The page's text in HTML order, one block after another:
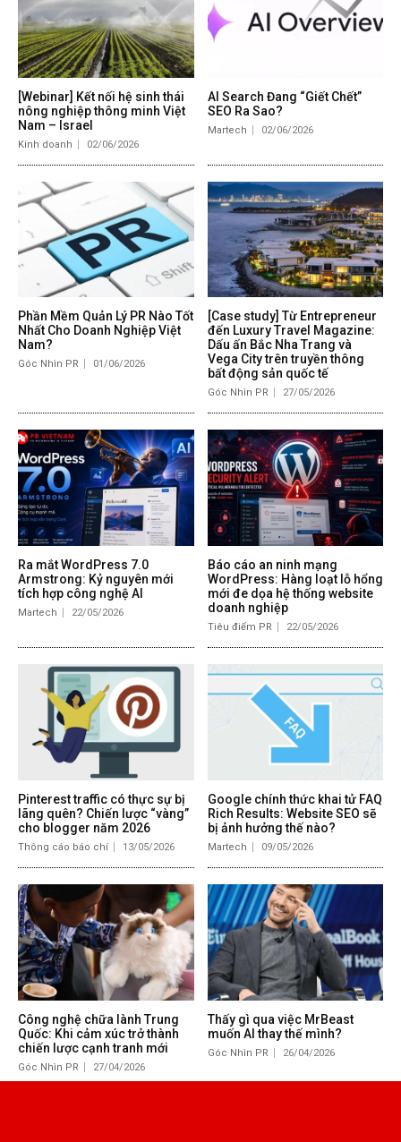
[Webinar] Kết nối hệ sinh thái
nông nghiệp thông minh Việt
Nam – Israel
Kinh doanh 02/06/2026
AI Search Đang “Giết Chết”
SEO Ra Sao?
Martech 02/06/2026
Phần Mềm Quản Lý PR Nào Tốt
Nhất Cho Doanh Nghiệp Việt
Nam?
Góc Nhìn PR 01/06/2026
[Case study] Từ Entrepreneur
đến Luxury Travel Magazine:
Dấu ấn Bắc Nha Trang và
Vega City trên truyền thông
bất động sản quốc tế
Góc Nhìn PR 27/05/2026
Ra mắt WordPress 7.0
Armstrong: Kỷ nguyên mới
tích hợp công nghệ AI
Martech 22/05/2026
Báo cáo an ninh mạng
WordPress: Hàng loạt lỗ hổng
mới đe dọa hệ thống website
doanh nghiệp
Tiêu điểm PR 22/05/2026
Pinterest traffic có thực sự bị
lãng quên? Chiến lược “vàng”
cho blogger năm 2026
Thông cáo báo chí 13/05/2026
Google chính thức khai tử FAQ
Rich Results: Website SEO sẽ
bị ảnh hưởng thế nào?
Martech 09/05/2026
Công nghệ chữa lành Trung
Quốc: Khi cảm xúc trở thành
chiến lược cạnh tranh mới
Góc Nhìn PR 27/04/2026
Thấy gì qua việc MrBeast
muốn AI thay thế mình?
Góc Nhìn PR 26/04/2026